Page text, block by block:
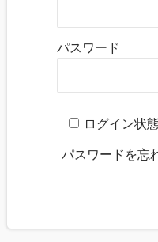
パスワード
ログイン状
パスワードを忘